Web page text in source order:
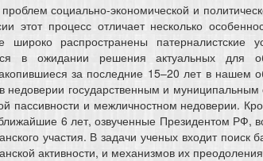
социально-экономической и
этот процесс отличает несколько
распространены патерналистские
в ожидании решения актуальных для
за последние 15–20 лет в нашем
государственным и муниципальным
пассивности и межличностном недоверии.
6 лет, озвученные Президентом РФ,
участия. В задачи ученых входит поиск
активности, и механизмов их